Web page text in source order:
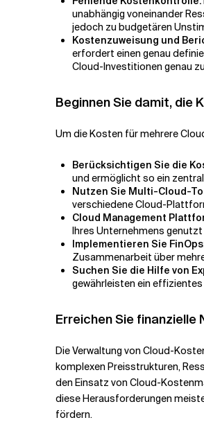
unabhängig voneinander
jedoch zu budgetären
Kostenzuweisung und
erfordert einen genau
Cloud-Investitionen genau
Beginnen Sie damit, die
Um die Kosten für mehrere
Berücksichtigen Sie die
und ermöglicht so ein
Nutzen Sie Multi-Cloud-
verschiedene Cloud-
Cloud Management
Ihres Unternehmens genutzt
Implementieren Sie
Zusammenarbeit über
Suchen Sie die Hilfe von
gewährleisten ein
Erreichen Sie finanzielle
Die Verwaltung von Cloud-
komplexen Preisstrukturen,
den Einsatz von Cloud-
diese Herausforderungen
fördern.